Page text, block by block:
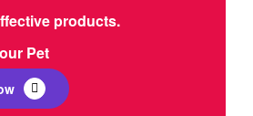
products.
Pet